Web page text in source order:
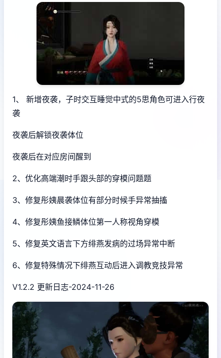
1、 新增夜袭，子时交互睡觉中式的5思角色可进入行夜
袭
夜袭后解锁夜袭体位
夜袭后在对应房间醒到
2、优化高端潮时手跟头部的穿模问题题
3、修复彤姨晨袭体位有部分时候手异常抽搐
4、修复彤姨鱼接鳞体位第一人称视角穿模
5、修复英文语言下方绯燕发病的过场异常中断
6、修复特殊情况下绯燕互动后进入调教竞技异常
V1.2.2 更新日志-2024-11-26